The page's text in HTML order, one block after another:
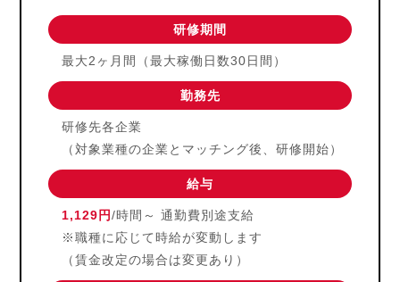
研修期間
最大2ヶ月間（最大稼働日数30日間）
勤務先
研修先各企業
（対象業種の企業とマッチング後、研修開始）
給与
1,129円/時間～ 通勤費別途支給
※職種に応じて時給が変動します
（賃金改定の場合は変更あり）